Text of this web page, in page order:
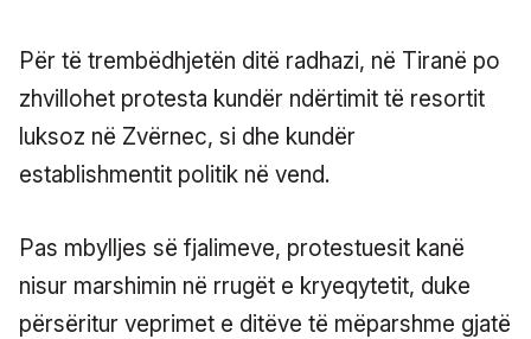
Për të trembëdhjetën ditë radhazi, në Tiranë po
zhvillohet protesta kundër ndërtimit të resortit
luksoz në Zvërnec, si dhe kundër
establishmentit politik në vend.
Pas mbylljes së fjalimeve, protestuesit kanë
nisur marshimin në rrugët e kryeqytetit, duke
përsëritur veprimet e ditëve të mëparshme gjatë